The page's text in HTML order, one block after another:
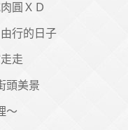
圓ＸＤ
行的日子
走
頭美景
～